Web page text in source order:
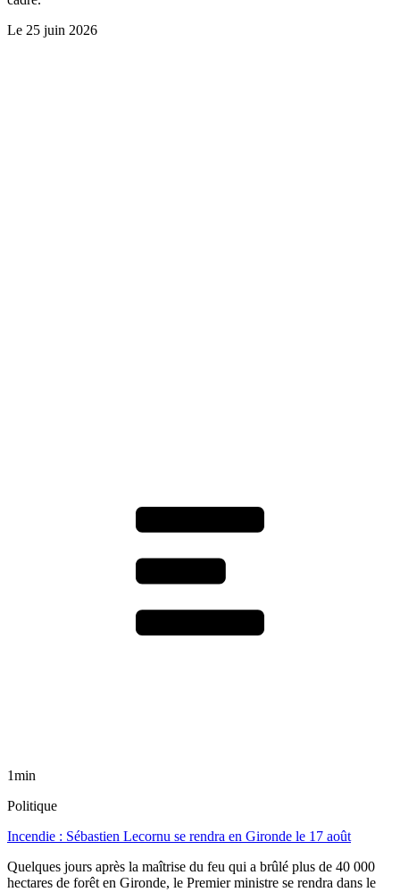
Le 25 juin 2026
1min
Politique
Incendie : Sébastien Lecornu se rendra en Gironde le 17 août
Quelques jours après la maîtrise du feu qui a brûlé plus de 40 000
hectares de forêt en Gironde, le Premier ministre se rendra dans le